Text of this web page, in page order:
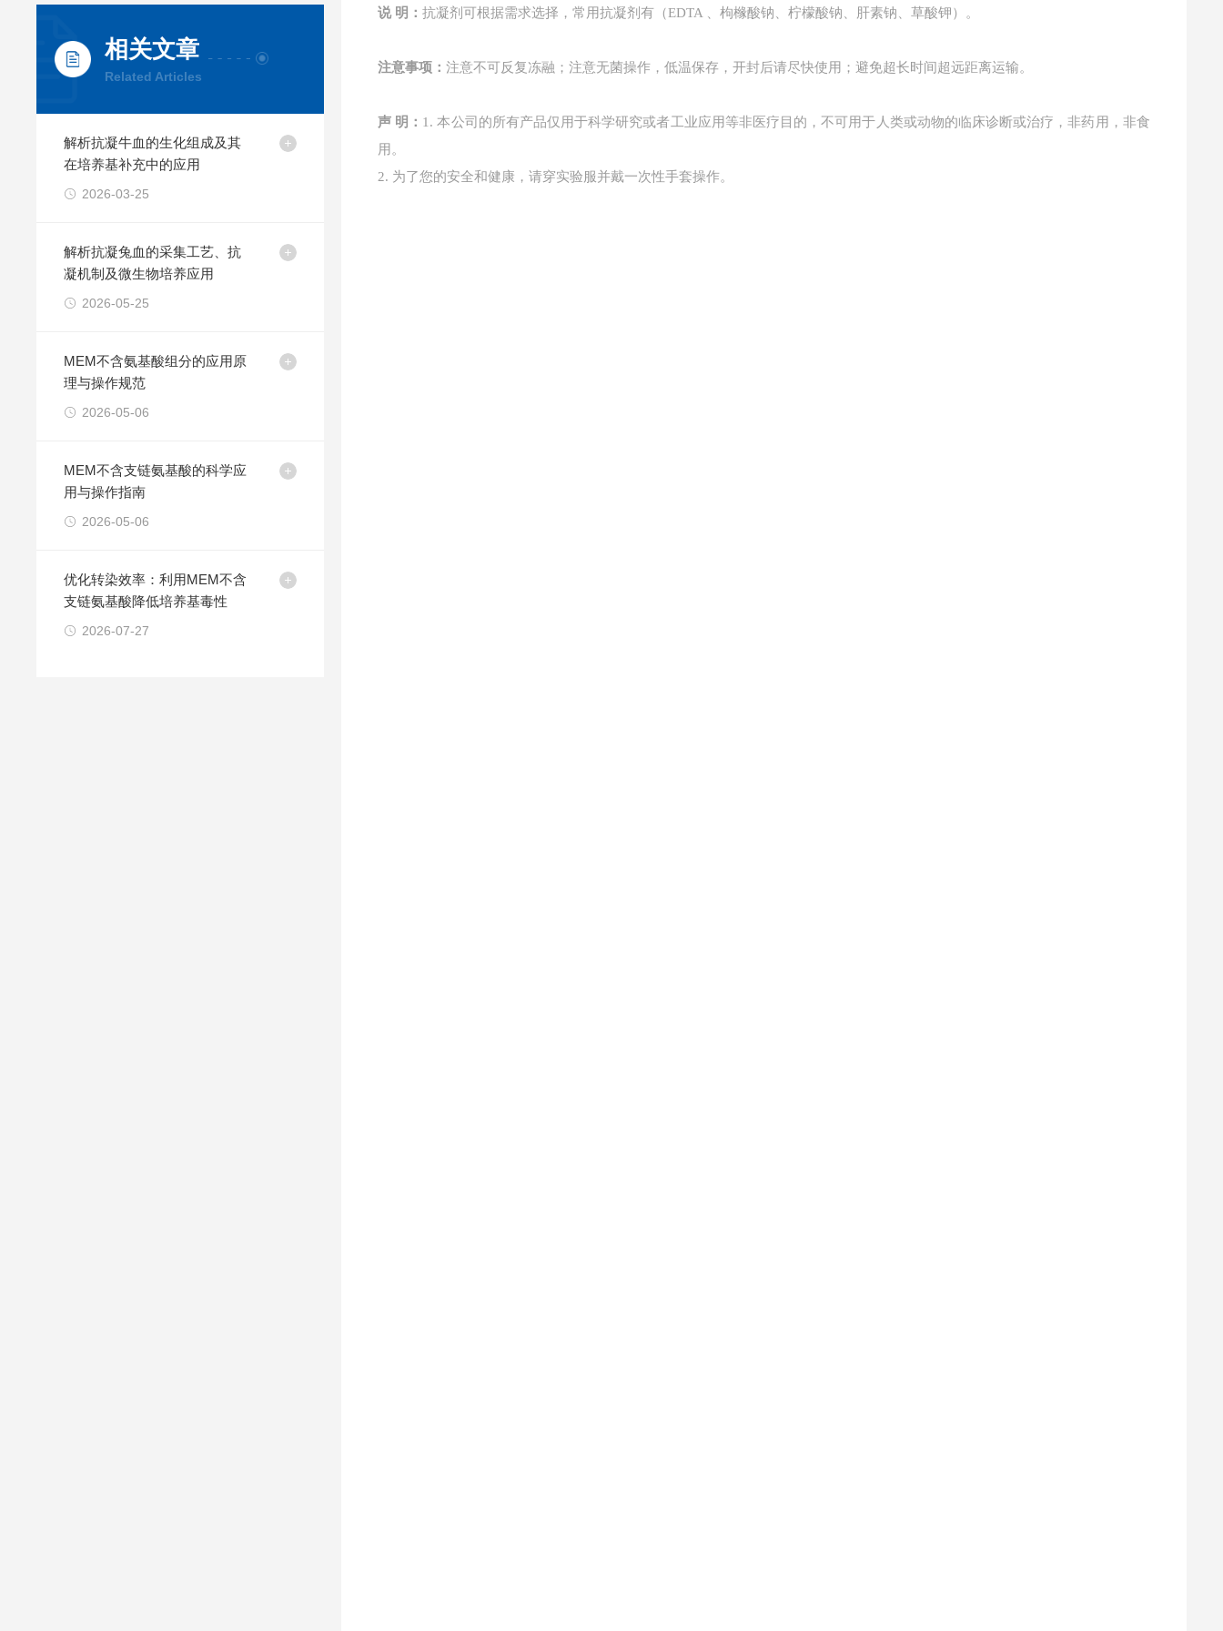
相关文章
Related Articles
解析抗凝牛血的生化组成及其
在培养基补充中的应用
2026-03-25
解析抗凝兔血的采集工艺、抗
凝机制及微生物培养应用
2026-05-25
MEM不含氨基酸组分的应用原
理与操作规范
2026-05-06
MEM不含支链氨基酸的科学应
用与操作指南
2026-05-06
优化转染效率：利用MEM不含
支链氨基酸降低培养基毒性
2026-07-27
说 明：抗凝剂可根据需求选择，常用抗凝剂有（EDTA 、枸橼酸钠、柠檬酸钠、肝素钠、草酸钾）。
注意事项：注意不可反复冻融；注意无菌操作，低温保存，开封后请尽快使用；避免超长时间超远距离运输。
声 明： 1. 本公司的所有产品仅用于科学研究或者工业应用等非医疗目的，不可用于人类或动物的临床诊断或治疗，非药用，非食
用。
2. 为了您的安全和健康，请穿实验服并戴一次性手套操作。